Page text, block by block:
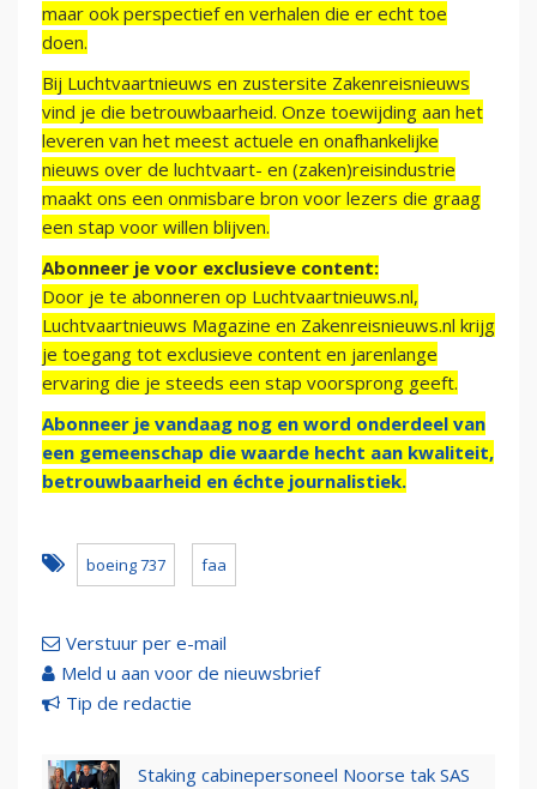
maar ook perspectief en verhalen die er echt toe
doen.
Bij Luchtvaartnieuws en zustersite Zakenreisnieuws
vind je die betrouwbaarheid. Onze toewijding aan het
leveren van het meest actuele en onafhankelijke
nieuws over de luchtvaart- en (zaken)reisindustrie
maakt ons een onmisbare bron voor lezers die graag
een stap voor willen blijven.
Abonneer je voor exclusieve content:
Door je te abonneren op Luchtvaartnieuws.nl,
Luchtvaartnieuws Magazine en Zakenreisnieuws.nl krijg
je toegang tot exclusieve content en jarenlange
ervaring die je steeds een stap voorsprong geeft.
Abonneer je vandaag nog en word onderdeel van
een gemeenschap die waarde hecht aan kwaliteit,
betrouwbaarheid en échte journalistiek.
boeing 737 faa
Verstuur per e-mail
Meld u aan voor de nieuwsbrief
Tip de redactie
Staking cabinepersoneel Noorse tak SAS